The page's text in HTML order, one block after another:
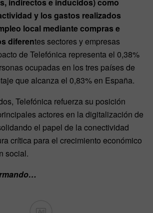
y los gastos realizados
local mediante compras e
diferentes sectores y empresas
de Telefónica representa el 0,38%
ocupadas en los tres países de
que alcanza el 0,83% en España.
Telefónica refuerza su posición
actores en la digitalización de
el papel de la conectividad
crítica para el crecimiento económico
social.
Ad